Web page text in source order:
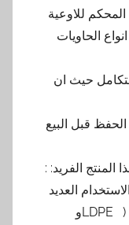
المحكم للاوعية
الحاويات
حيث ان
قبل البيع
المنتج الفريد: :
العديد
من الحاويات البلاستيكية والتي منها ( LDPEو